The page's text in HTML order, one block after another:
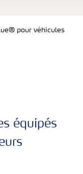
pour véhicules
équipés